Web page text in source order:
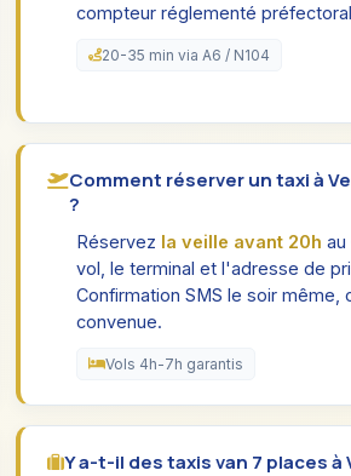
compteur réglementé préfectoral
20-35 min via A6 / N104
Comment réserver un taxi à
?
Réservez la veille avant 20h au
vol, le terminal et l'adresse de
Confirmation SMS le soir
convenue.
Vols 4h-7h garantis
Y a-t-il des taxis van 7 places